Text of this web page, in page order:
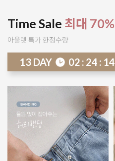
Time Sale 최대 70%
아울렛 특가 한정수량
13 DAY 02 : 24 : 08